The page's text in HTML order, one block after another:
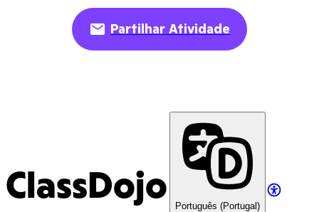
Partilhar Atividade
ClassDojo
Português (Portugal)